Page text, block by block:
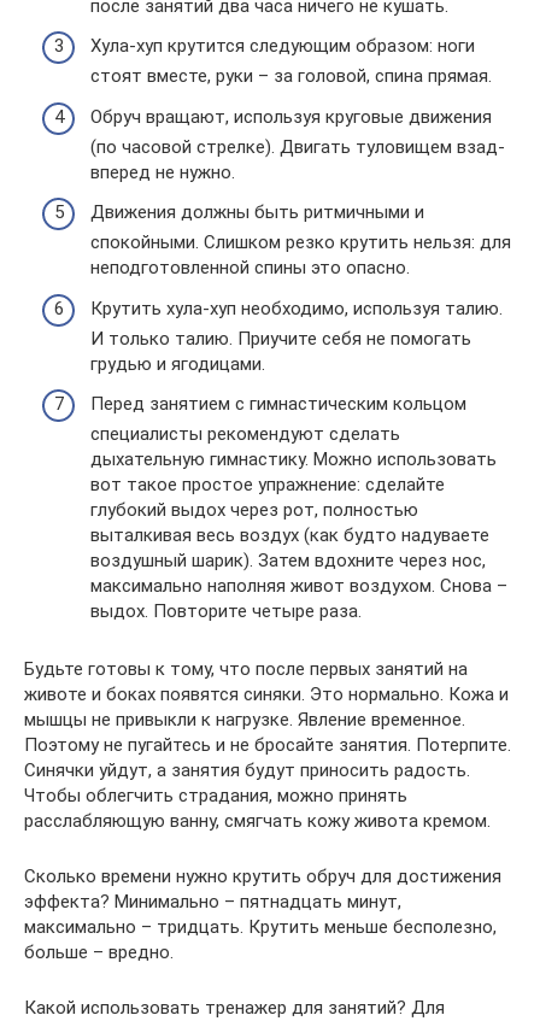
после занятий два часа ничего не кушать.
Хула-хуп крутится следующим образом: ноги
стоят вместе, руки – за головой, спина прямая.
Обруч вращают, используя круговые движения
(по часовой стрелке). Двигать туловищем взад-
вперед не нужно.
Движения должны быть ритмичными и
спокойными. Слишком резко крутить нельзя: для
неподготовленной спины это опасно.
Крутить хула-хуп необходимо, используя талию.
И только талию. Приучите себя не помогать
грудью и ягодицами.
Перед занятием с гимнастическим кольцом
специалисты рекомендуют сделать
дыхательную гимнастику. Можно использовать
вот такое простое упражнение: сделайте
глубокий выдох через рот, полностью
выталкивая весь воздух (как будто надуваете
воздушный шарик). Затем вдохните через нос,
максимально наполняя живот воздухом. Снова –
выдох. Повторите четыре раза.
Будьте готовы к тому, что после первых занятий на
животе и боках появятся синяки. Это нормально. Кожа и
мышцы не привыкли к нагрузке. Явление временное.
Поэтому не пугайтесь и не бросайте занятия. Потерпите.
Синячки уйдут, а занятия будут приносить радость.
Чтобы облегчить страдания, можно принять
расслабляющую ванну, смягчать кожу живота кремом.
Сколько времени нужно крутить обруч для достижения
эффекта? Минимально – пятнадцать минут,
максимально – тридцать. Крутить меньше бесполезно,
больше – вредно.
Какой использовать тренажер для занятий? Для